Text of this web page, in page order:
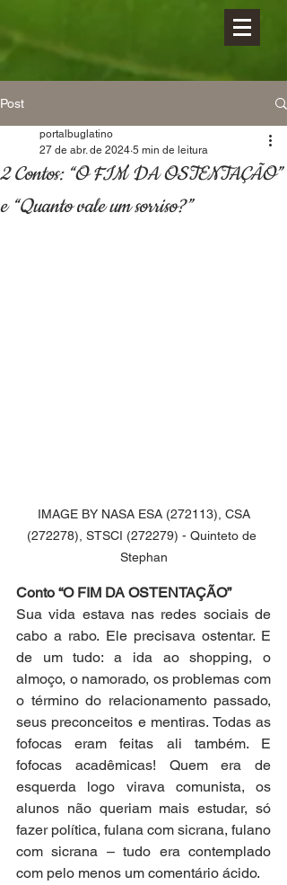
Post
2 Contos: “O FIM DA OSTENTAÇÃO”
e “Quanto vale um sorriso?”
portalbuglatino
27 de abr. de 2024 5 min de leitura
(272278), STSCI (272279) - Quinteto de
Stephan
Conto “O FIM DA OSTENTAÇÃO”
Sua vida estava nas redes sociais de
cabo a rabo. Ele precisava ostentar. E
de um tudo: a ida ao shopping, o
almoço, o namorado, os problemas com
o término do relacionamento passado,
seus preconceitos e mentiras. Todas as
fofocas eram feitas ali também. E
fofocas acadêmicas! Quem era de
esquerda logo virava comunista, os
alunos não queriam mais estudar, só
fazer política, fulana com sicrana, fulano
com sicrana – tudo era contemplado
com pelo menos um comentário ácido.